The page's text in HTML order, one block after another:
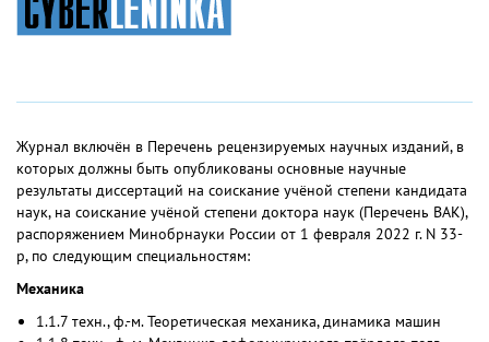
Журнал включён в Перечень рецензируемых научных изданий, в
которых должны быть опубликованы основные научные
результаты диссертаций на соискание учёной степени кандидата
наук, на соискание учёной степени доктора наук (Перечень ВАК),
распоряжением Минобрнауки России от 1 февраля 2022 г. N 33-
р, по следующим специальностям:
Механика
1.1.7 техн., ф.-м. Теоретическая механика, динамика машин